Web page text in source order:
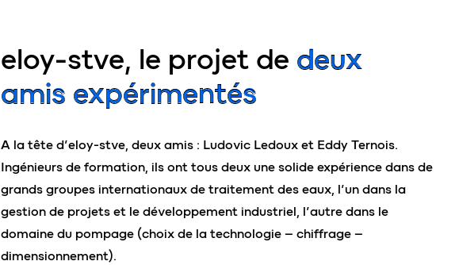
eloy-stve, le projet de deux
amis expérimentés
A la tête d’eloy-stve, deux amis : Ludovic Ledoux et Eddy Ternois.
Ingénieurs de formation, ils ont tous deux une solide expérience dans de
grands groupes internationaux de traitement des eaux, l’un dans la
gestion de projets et le développement industriel, l’autre dans le
domaine du pompage (choix de la technologie – chiffrage –
dimensionnement).